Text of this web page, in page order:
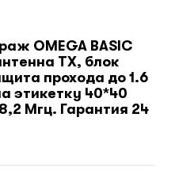
OMEGA BASIC
TX, блок
прохода до 1.6
этикетку 40*40
Мгц. Гарантия 24